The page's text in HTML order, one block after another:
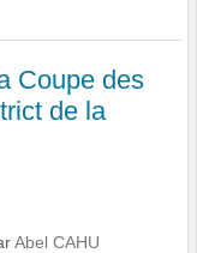
Coupe des
de la
Abel CAHU